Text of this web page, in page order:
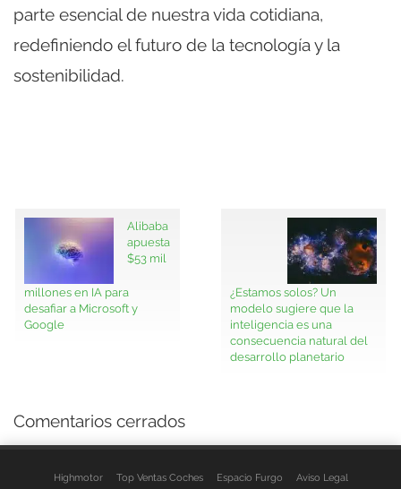
parte esencial de nuestra vida cotidiana,
redefiniendo el futuro de la tecnología y la
sostenibilidad.
Alibaba
apuesta
$53 mil
millones en IA para
desafiar a Microsoft y
Google
¿Estamos solos? Un
modelo sugiere que la
inteligencia es una
consecuencia natural del
desarrollo planetario
Comentarios cerrados
Highmotor Top Ventas Coches Espacio Furgo Aviso Legal